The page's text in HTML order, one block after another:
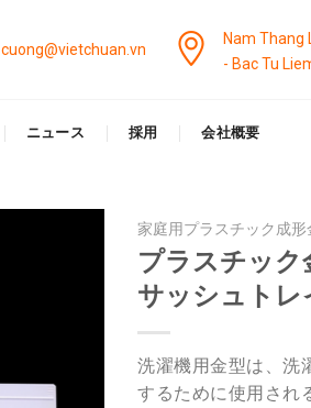
cuong@vietchuan.vn
Nam Thang
- Bac Tu
ニュース 採用 会社概要
家庭用プラスチック成形
プラスチック
サッシュトレ
洗濯機用金型は、洗
するために使用され